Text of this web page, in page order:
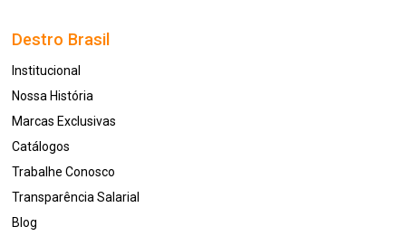
Destro Brasil
Institucional
Nossa História
Marcas Exclusivas
Catálogos
Trabalhe Conosco
Transparência Salarial
Blog